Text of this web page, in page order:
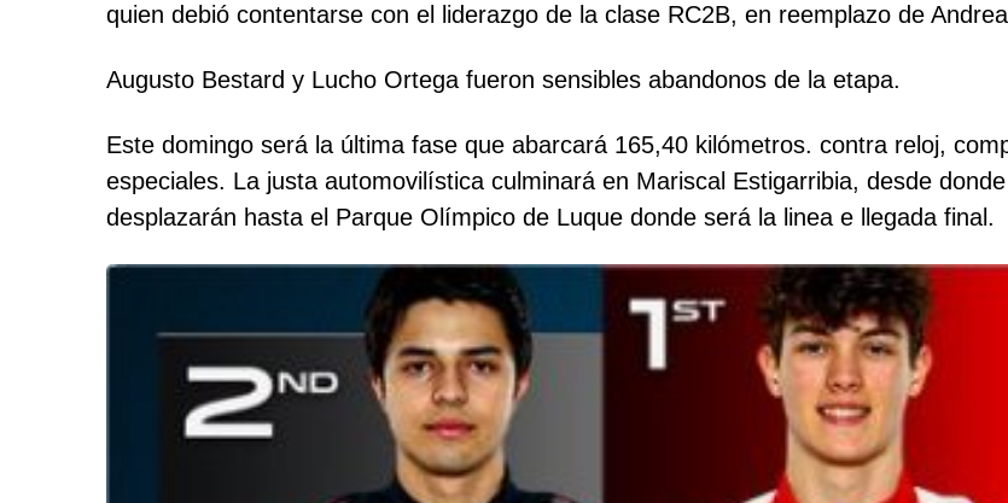
quien debió contentarse con el liderazgo de la clase RC2B, en reemplazo de
Augusto Bestard y Lucho Ortega fueron sensibles abandonos de la etapa.
Este domingo será la última fase que abarcará 165,40 kilómetros. contra reloj,
especiales. La justa automovilística culminará en Mariscal Estigarribia, desde
desplazarán hasta el Parque Olímpico de Luque donde será la linea e llegada final.